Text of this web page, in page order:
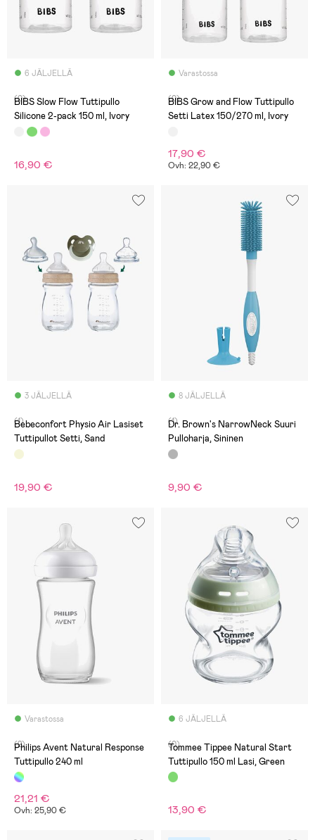
6 JÄLJELLÄ
(0)
BIBS Slow Flow Tuttipullo
Silicone 2-pack 150 ml, Ivory
16,90 €
Varastossa
(0)
BIBS Grow and Flow Tuttipullo
Setti Latex 150/270 ml, Ivory
17,90 €
Ovh: 22,90 €
3 JÄLJELLÄ
(1)
Bebeconfort Physio Air Lasiset
Tuttipullot Setti, Sand
19,90 €
8 JÄLJELLÄ
(1)
Dr. Brown's NarrowNeck Suuri
Pulloharja, Sininen
9,90 €
Varastossa
(2)
Philips Avent Natural Response
Tuttipullo 240 ml
21,21 €
Ovh: 25,90 €
6 JÄLJELLÄ
(0)
Tommee Tippee Natural Start
Tuttipullo 150 ml Lasi, Green
13,90 €